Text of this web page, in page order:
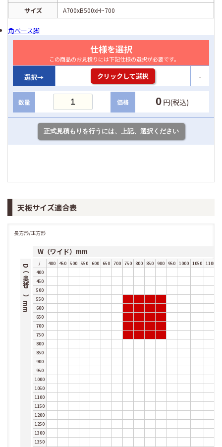
サイズ
A700xB500xH~700
角ベース脚
仕様を選択
この商品のお見積りには下記仕様の選択が必要です。
選択→ クリックして選択 -
数量 価格 0 円(税込)
天板サイズ適合表
長方形/正方形
W（ワイド）mm
D（奥行き）mm
/ 400 450 500 550 600 650 700 750 800 850 900 950 1000 1050 1100
400
450
500
550
600
650
700
750
800
850
900
950
1000
1050
1100
1150
1200
1250
1300
1350